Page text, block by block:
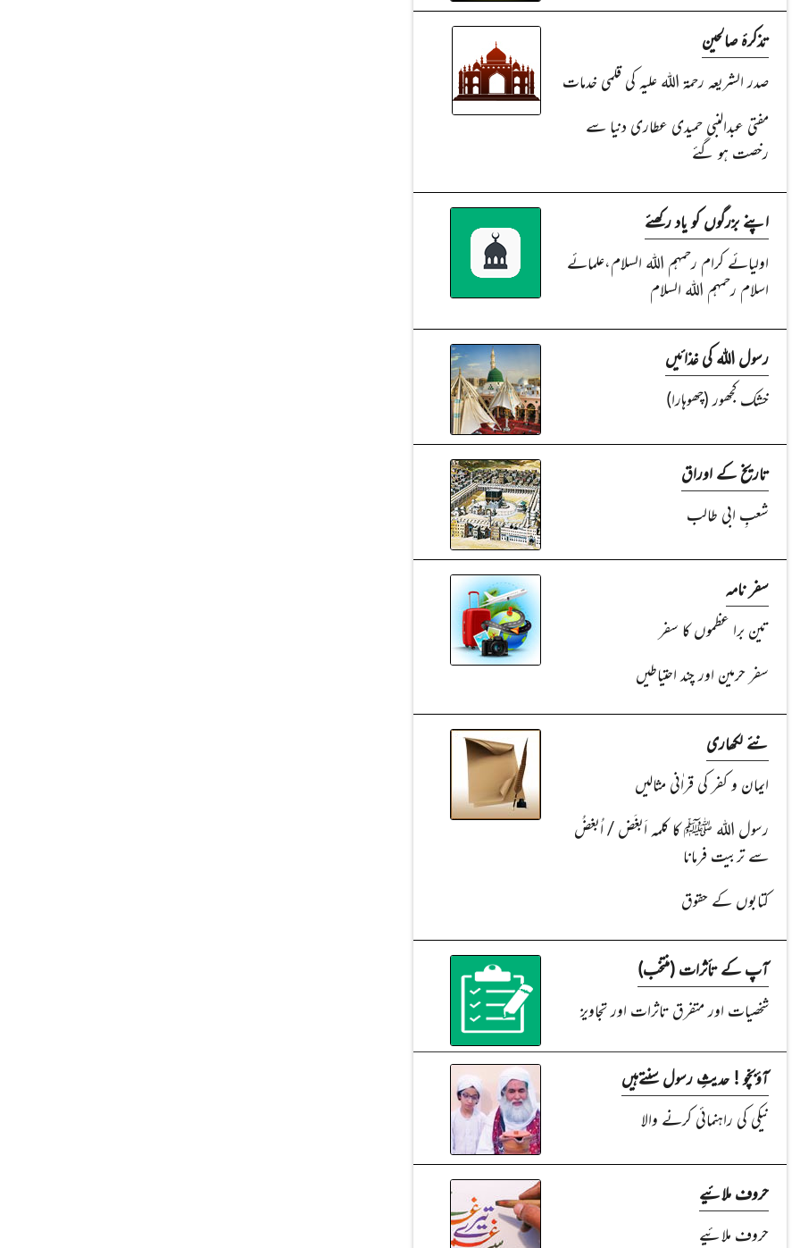
تذکرۂ صالحین
صدر الشریعہ رحمۃ اللہ علیہ کی قلمی خدمات
مفتی عبدالنبی حمیدی عطاری دنیا سے
رخصت ہو گئے
اپنے بزرگوں کو یاد رکھئے
اولیائے کرام رحمہم اللہ السلام،علمائے
اسلام رحمہم اللہ السلام
رسول اللہ کی غذائیں
خشک کجھور (چھوہارا)
تاریخ کے اوراق
شعبِ ابی طالب
سفر نامہ
تین برا عظموں کا سفر
سفر حرمین اور چند احتیاطیں
نئے لکھاری
ایمان و کفر کی قراٰنی مثالیں
رسول اللہ ﷺ کا کلمہ اَبغَض / اُبغضُ
سے تربیت فرمانا
کتابوں کے حقوق
آپ کے تأثرات (منتخب)
شخصیات اور متفرق تاثرات اور تجاویز
آؤبچّو ! حدیثِ رسول سنتےہیں
نیکی کی راہنمائی کرنے والا
حروف ملائیے
حروف ملائیے